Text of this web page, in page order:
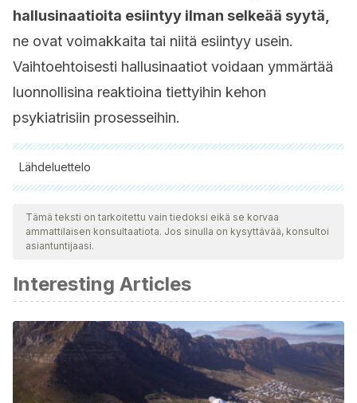
hallusinaatioita esiintyy ilman selkeää syytä,
ne ovat voimakkaita tai niitä esiintyy usein.
Vaihtoehtoisesti hallusinaatiot voidaan ymmärtää
luonnollisina reaktioina tiettyihin kehon
psykiatrisiin prosesseihin.
Lähdeluettelo
Kaikki lainatut lähteet tarkistettiin perusteellisesti tiimimme
toimesta varmistaaksemme niiden laadun, luotettavuuden,
ajantasaisuuden ja pätevyyden. Tämän artikkelin bibliografia
American Psychiatric Association (2013). Diagnostic and
statistical manual of mental disorders (5th ed.). Washington,
DC
Campero-Encinas, Daniela, Henry Campos-Lagrava, and
Marcela Campero Encinas. “Esquizofrenia: La Complejidad
de Una Enfermedad Desoladora.”Revista Científica Ciencia
Tämä teksti on tarkoitettu vain tiedoksi eikä se korvaa
ammattilaisen konsultaatiota. Jos sinulla on kysyttävää, konsultoi
asiantuntijaasi.
Interesting Articles